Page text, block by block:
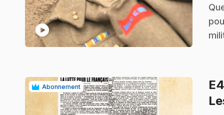
play_circle
.
Abonnement E4